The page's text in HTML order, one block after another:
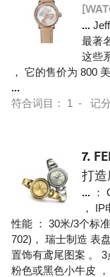
...
最著
这些
， 它的售价为 800
...
符合词目： 1 - 记
7.
打
... ：
，
性能 ： 30米/3个标
702)， 瑞士制造 表
置饰有鸢尾图案 。 3
粉色或黑色小牛皮